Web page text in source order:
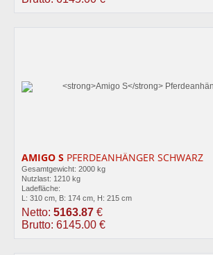
AMIGO S PFERDEANHÄNGER SCHWARZ
Gesamtgewicht: 2000 kg
Nutzlast: 1210 kg
Ladefläche:
L: 310 cm, B: 174 cm, H: 215 cm
Netto: 5163.87 €
Brutto: 6145.00 €